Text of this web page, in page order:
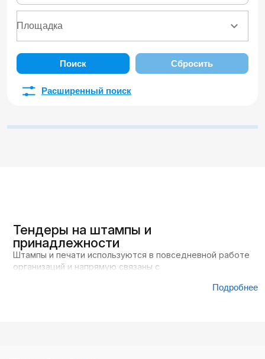
Поиск Сбросить
Расширенный поиск
Тендеры на штампы и
принадлежности
Штампы и печати используются в повседневной работе
организаций и напрямую связаны с
внутренние документы, журналы учета - всё этоПодробнее